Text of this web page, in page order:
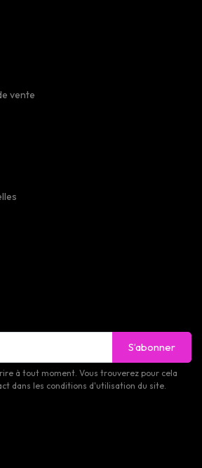
vente
S’abonner
à tout moment. Vous trouverez pour cela
dans les conditions d'utilisation du site.